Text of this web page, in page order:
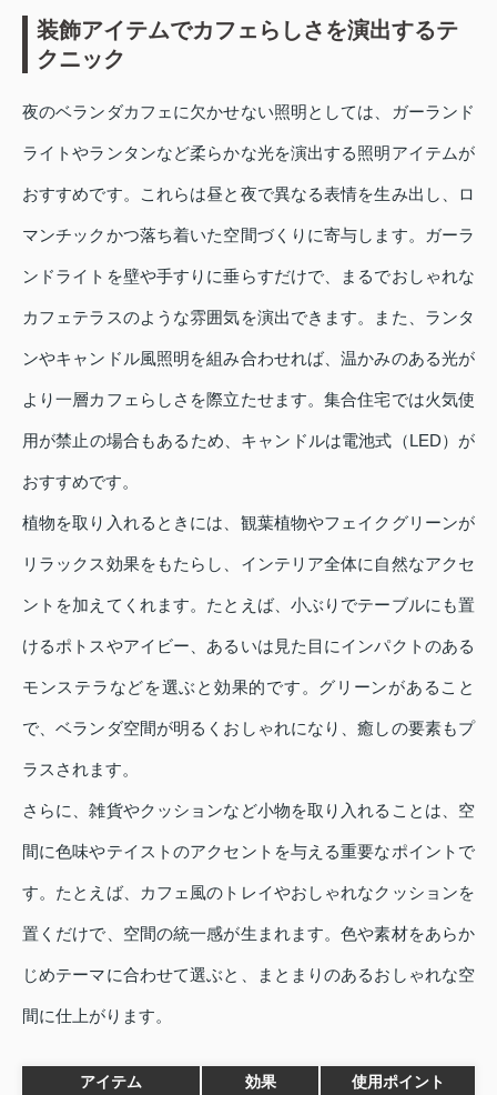
装飾アイテムでカフェらしさを演出するテ
クニック
夜のベランダカフェに欠かせない照明としては、ガーランド
ライトやランタンなど柔らかな光を演出する照明アイテムが
おすすめです。これらは昼と夜で異なる表情を生み出し、ロ
マンチックかつ落ち着いた空間づくりに寄与します。ガーラ
ンドライトを壁や手すりに垂らすだけで、まるでおしゃれな
カフェテラスのような雰囲気を演出できます。また、ランタ
ンやキャンドル風照明を組み合わせれば、温かみのある光が
より一層カフェらしさを際立たせます。集合住宅では火気使
用が禁止の場合もあるため、キャンドルは電池式（LED）が
おすすめです。
植物を取り入れるときには、観葉植物やフェイクグリーンが
リラックス効果をもたらし、インテリア全体に自然なアクセ
ントを加えてくれます。たとえば、小ぶりでテーブルにも置
けるポトスやアイビー、あるいは見た目にインパクトのある
モンステラなどを選ぶと効果的です。グリーンがあること
で、ベランダ空間が明るくおしゃれになり、癒しの要素もプ
ラスされます。
さらに、雑貨やクッションなど小物を取り入れることは、空
間に色味やテイストのアクセントを与える重要なポイントで
す。たとえば、カフェ風のトレイやおしゃれなクッションを
置くだけで、空間の統一感が生まれます。色や素材をあらか
じめテーマに合わせて選ぶと、まとまりのあるおしゃれな空
間に仕上がります。
アイテム 効果 使用ポイント